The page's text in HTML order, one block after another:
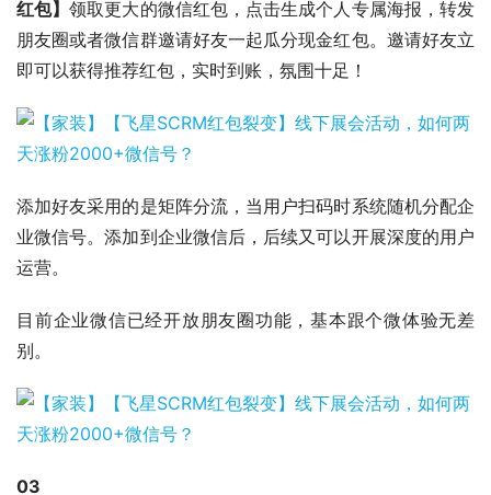
红包】领取更大的微信红包，点击生成个人专属海报，转发
朋友圈或者微信群邀请好友一起瓜分现金红包。邀请好友立
即可以获得推荐红包，实时到账，氛围十足！
添加好友采用的是矩阵分流，当用户扫码时系统随机分配企
业微信号。添加到企业微信后，后续又可以开展深度的用户
运营。
目前企业微信已经开放朋友圈功能，基本跟个微体验无差
别。
03